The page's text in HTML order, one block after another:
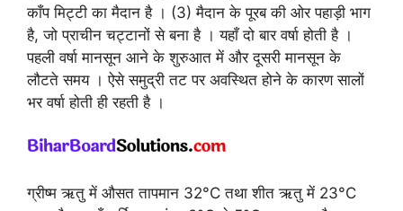
काँप मिट्टी का मैदान है । (3) मैदान के पूरब की ओर पहाड़ी भाग
है, जो प्राचीन चट्टानों से बना है । यहाँ दो बार वर्षा होती है ।
पहली वर्षा मानसून आने के शुरुआत में और दूसरी मानसून के
लौटते समय । ऐसे समुद्री तट पर अवस्थित होने के कारण सालों
भर वर्षा होती ही रहती है ।
ग्रीष्म ऋतु में औसत तापमान 32°C तथा शीत ऋतु में 23°C